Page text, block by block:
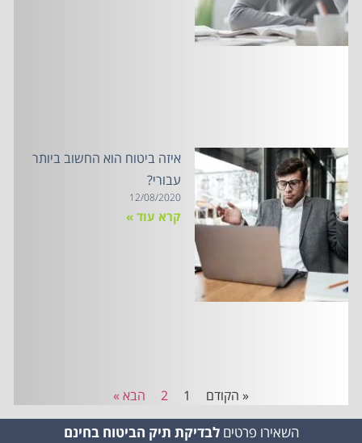
איזה ביטוח הוא החשוב ביותר
עבורי?
12/08/2020
קרא עוד »
« הקודם 1
2 הבא »
השאירו פרטיםלבדיקת תיק הביטוח בחינם